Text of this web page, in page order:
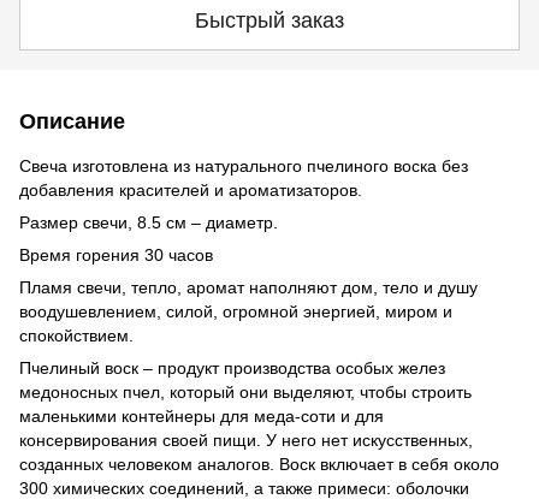
Быстрый заказ
Описание
Свеча изготовлена ​​из натурального пчелиного воска без
добавления красителей и ароматизаторов.
Размер свечи, 8.5 см – диаметр.
Время горения 30 часов
Пламя свечи, тепло, аромат наполняют дом, тело и душу
воодушевлением, силой, огромной энергией, миром и
спокойствием.
Пчелиный воск – продукт производства особых желез
медоносных пчел, который они выделяют, чтобы строить
маленькими контейнеры для меда-соти и для
консервирования своей пищи. У него нет искусственных,
созданных человеком аналогов. Воск включает в себя около
300 химических соединений, а также примеси: оболочки